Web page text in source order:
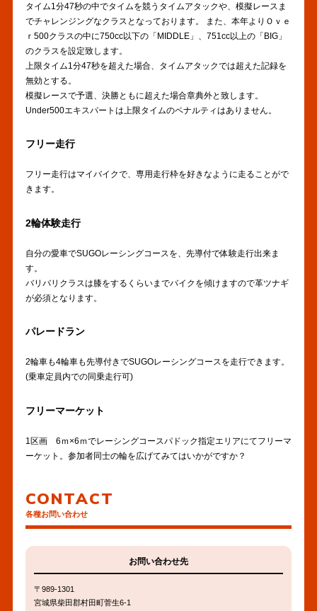
タイム1分47秒の中でタイムを競うタイムアタックや、模擬レースま
でチャレンジングなクラスとなっております。 また、本年よりＯｖｅ
ｒ500クラスの中に750cc以下の「MIDDLE」、751cc以上の「BIG」
のクラスを設定致します。
上限タイム1分47秒を超えた場合、タイムアタックでは超えた記録を
無効とする。
模擬レースで予選、決勝ともに超えた場合章典外と致します。
Under500エキスパートは上限タイムのペナルティはありません。
フリー走行
フリー走行はマイバイクで、専用走行枠を好きなように走ることがで
きます。
2輪体験走行
自分の愛車でSUGOレーシングコースを、先導付で体験走行出来ま
す。
バリバリクラスは膝をするくらいまでバイクを傾けますので革ツナギ
が必須となります。
パレードラン
2輪車も4輪車も先導付きでSUGOレーシングコースを走行できます。
(乗車定員内での同乗走行可)
フリーマーケット
1区画 6ｍ×6ｍでレーシングコースパドック指定エリアにてフリーマ
ーケット。参加者同士の輪を広げてみてはいかがですか？
CONTACT
各種お問い合わせ
お問い合わせ先
〒989-1301
宮城県柴田郡村田町菅生6-1